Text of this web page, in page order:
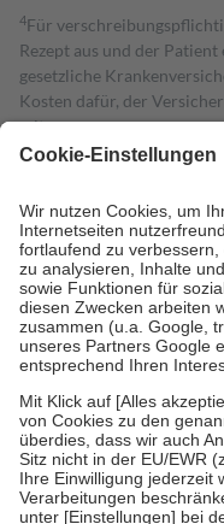
4Für
Rezept aus und der
gesetzliche
Kosten dafür, der
mit.
Grundsätzlich leisten
höchstens zehn Euro.
Es
Kosten der Leistung zu
Diese Regeln gelten
Bei Heilmitteln und
Zuzahlung zehn Prozent
Verordnung.
Um das Engagement der
stärken und die
fallenkeine Zuzahlungen
• Kindern und
mit Ausnahme der
• Untersuchungen zur
GKV getragen werden